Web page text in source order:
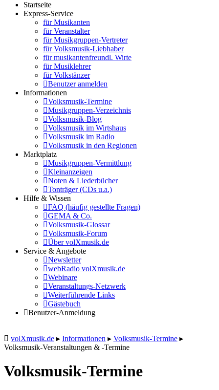
Startseite
Express-Service
für Musikanten
für Veranstalter
für Musikgruppen-Vertreter
für Volksmusik-Liebhaber
für musikantenfreundl. Wirte
für Musiklehrer
für Volkstänzer
Benutzer anmelden
Informationen
Volksmusik-Termine
Musikgruppen-Verzeichnis
Volksmusik-Blog
Volksmusik im Wirtshaus
Volksmusik im Radio
Volksmusik in den Regionen
Marktplatz
Musikgruppen-Vermittlung
Kleinanzeigen
Noten & Liederbücher
Tonträger (CDs u.a.)
Hilfe & Wissen
FAQ (häufig gestellte Fragen)
GEMA & Co.
Volksmusik-Glossar
Volksmusik-Forum
Über volXmusik.de
Service & Angebote
Newsletter
webRadio volXmusik.de
Webinare
Veranstaltungs-Netzwerk
Weiterführende Links
Gästebuch
Benutzer-Anmeldung
volXmusik.de ▸ Informationen ▸ Volksmusik-Termine ▸
Volksmusik-Veranstaltungen & -Termine
Volksmusik-Termine